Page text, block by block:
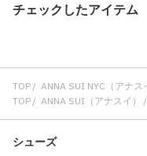
チェックしたアイテム
TOP ANNA SUI NYC（アナス
TOP
ANNA SUI（アナスイ）
シューズ